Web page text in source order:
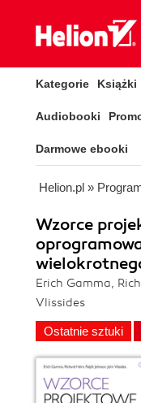
Kategorie Książki
Audiobooki
Darmowe ebooki
Helion.pl »
Wzorce
Erich Gamma,
Vlissides
Ostatnie sztuki